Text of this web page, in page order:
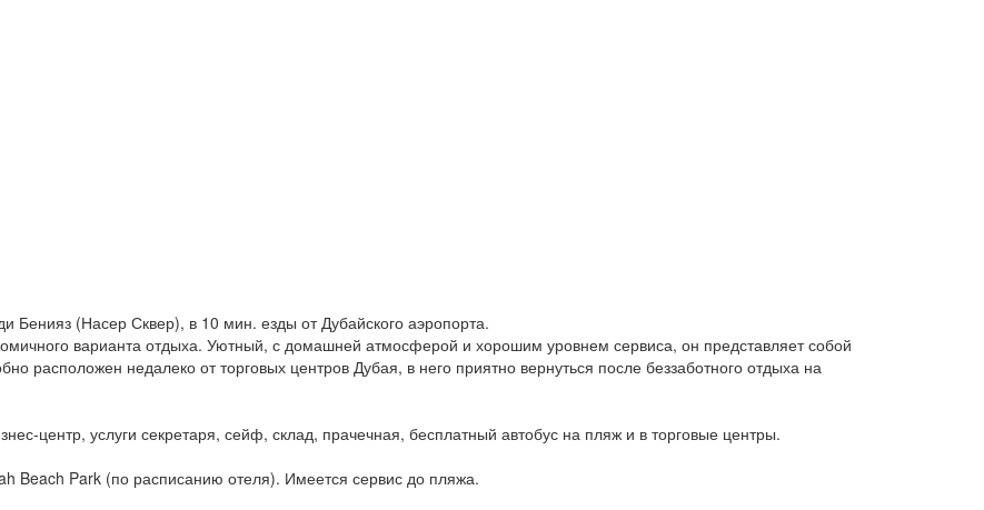
Бенияз (Насер Сквер), в 10 мин. езды от Дубайского аэропорта.
варианта отдыха. Уютный, с домашней атмосферой и хорошим уровнем сервиса, он представляет собой
расположен недалеко от торговых центров Дубая, в него приятно вернуться после беззаботного отдыха на
центр, услуги секретаря, сейф, склад, прачечная, бесплатный автобус на пляж и в торговые центры.
Beach Park (по расписанию отеля). Имеется сервис до пляжа.